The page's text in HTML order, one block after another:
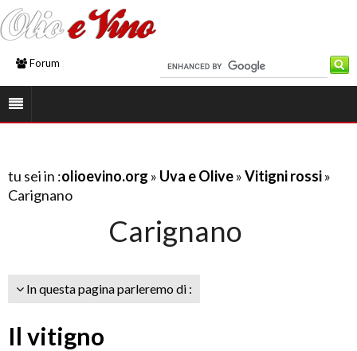
Forum
tu sei in :olioevino.org » Uva e Olive»Vitigni rossi»
Carignano
Carignano
In questa pagina parleremo di :
Il vitigno